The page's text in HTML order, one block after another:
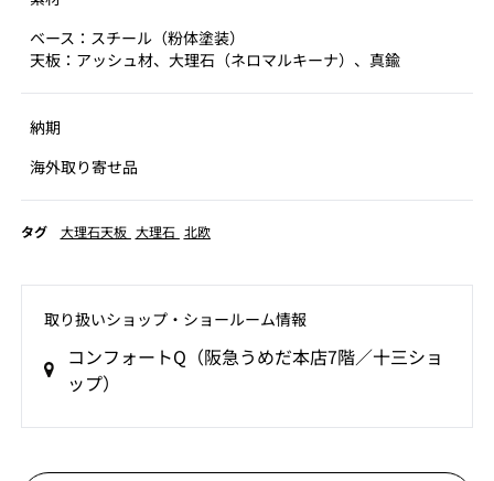
ベース：スチール（粉体塗装）
天板：アッシュ材、大理石（ネロマルキーナ）、真鍮
納期
海外取り寄せ品
タグ 大理石天板 大理石 北欧
取り扱いショップ‧ショールーム情報
コンフォートQ（阪急うめだ本店7階／十三ショ
ップ）